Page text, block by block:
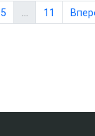
5 11